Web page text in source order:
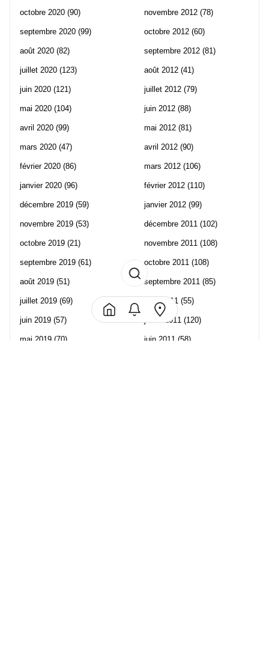
octobre 2020 (90)
septembre 2020 (99)
août 2020 (82)
juillet 2020 (123)
juin 2020 (121)
mai 2020 (104)
avril 2020 (99)
mars 2020 (47)
février 2020 (86)
janvier 2020 (96)
décembre 2019 (59)
novembre 2019 (53)
octobre 2019 (21)
septembre 2019 (61)
août 2019 (51)
juillet 2019 (69)
juin 2019 (57)
mai 2019 (70)
novembre 2012 (78)
octobre 2012 (60)
septembre 2012 (81)
août 2012 (41)
juillet 2012 (79)
juin 2012 (88)
mai 2012 (81)
avril 2012 (90)
mars 2012 (106)
février 2012 (110)
janvier 2012 (99)
décembre 2011 (102)
novembre 2011 (108)
octobre 2011 (108)
septembre 2011 (85)
août 2011 (55)
juillet 2011 (120)
juin 2011 (58)